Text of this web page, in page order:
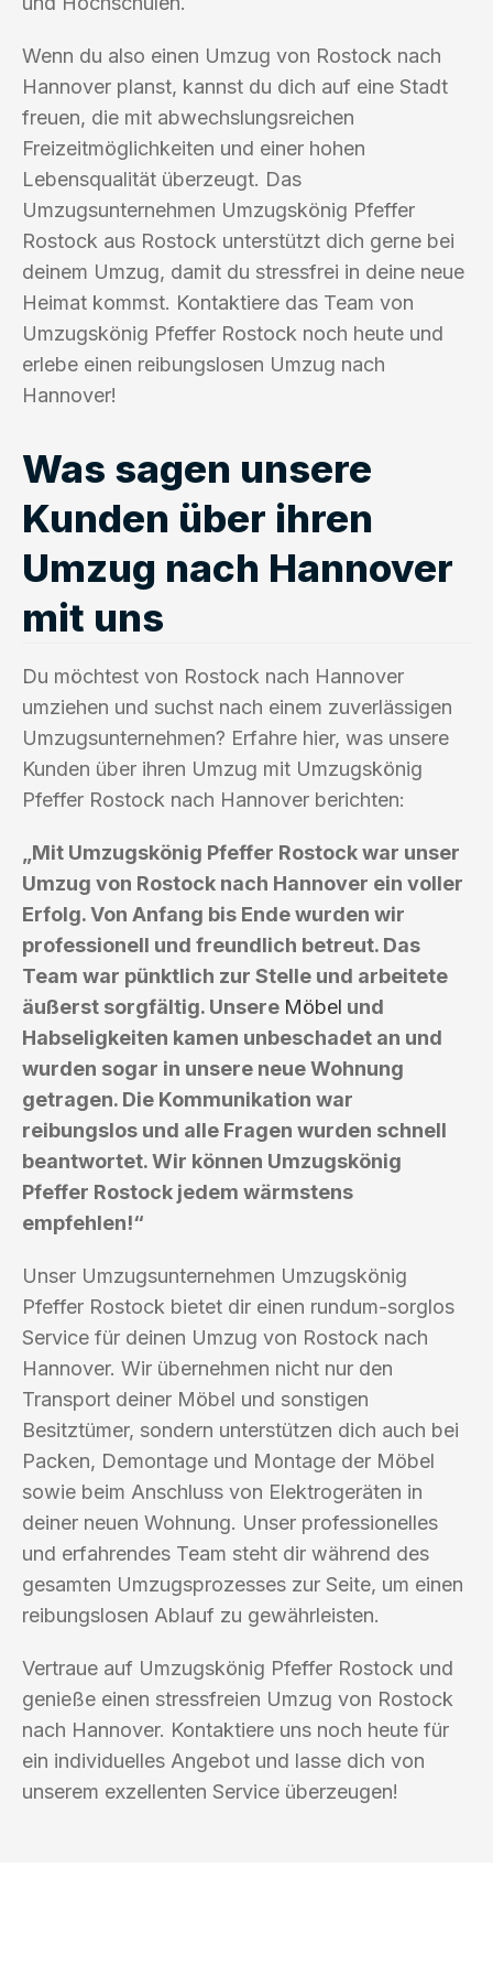
Wenn du also einen Umzug von Rostock nach
Hannover planst, kannst du dich auf eine Stadt
freuen, die mit abwechslungsreichen
Freizeitmöglichkeiten und einer hohen
Lebensqualität überzeugt. Das
Umzugsunternehmen Umzugskönig Pfeffer
Rostock aus Rostock unterstützt dich gerne bei
deinem Umzug, damit du stressfrei in deine neue
Heimat kommst. Kontaktiere das Team von
Umzugskönig Pfeffer Rostock noch heute und
erlebe einen reibungslosen Umzug nach
Hannover!
Was sagen unsere
Kunden über ihren
Umzug nach Hannover
mit uns
Du möchtest von Rostock nach Hannover
umziehen und suchst nach einem zuverlässigen
Umzugsunternehmen? Erfahre hier, was unsere
Kunden über ihren Umzug mit Umzugskönig
Pfeffer Rostock nach Hannover berichten:
„Mit Umzugskönig Pfeffer Rostock war unser
Umzug von Rostock nach Hannover ein voller
Erfolg. Von Anfang bis Ende wurden wir
professionell und freundlich betreut. Das
Team war pünktlich zur Stelle und arbeitete
äußerst sorgfältig. Unsere Möbel und
Habseligkeiten kamen unbeschadet an und
wurden sogar in unsere neue Wohnung
getragen. Die Kommunikation war
reibungslos und alle Fragen wurden schnell
beantwortet. Wir können Umzugskönig
Pfeffer Rostock jedem wärmstens
empfehlen!“
Unser Umzugsunternehmen Umzugskönig
Pfeffer Rostock bietet dir einen rundum-sorglos
Service für deinen Umzug von Rostock nach
Hannover. Wir übernehmen nicht nur den
Transport deiner Möbel und sonstigen
Besitztümer, sondern unterstützen dich auch bei
Packen, Demontage und Montage der Möbel
sowie beim Anschluss von Elektrogeräten in
deiner neuen Wohnung. Unser professionelles
und erfahrendes Team steht dir während des
gesamten Umzugsprozesses zur Seite, um einen
reibungslosen Ablauf zu gewährleisten.
Vertraue auf Umzugskönig Pfeffer Rostock und
genieße einen stressfreien Umzug von Rostock
nach Hannover. Kontaktiere uns noch heute für
ein individuelles Angebot und lasse dich von
unserem exzellenten Service überzeugen!